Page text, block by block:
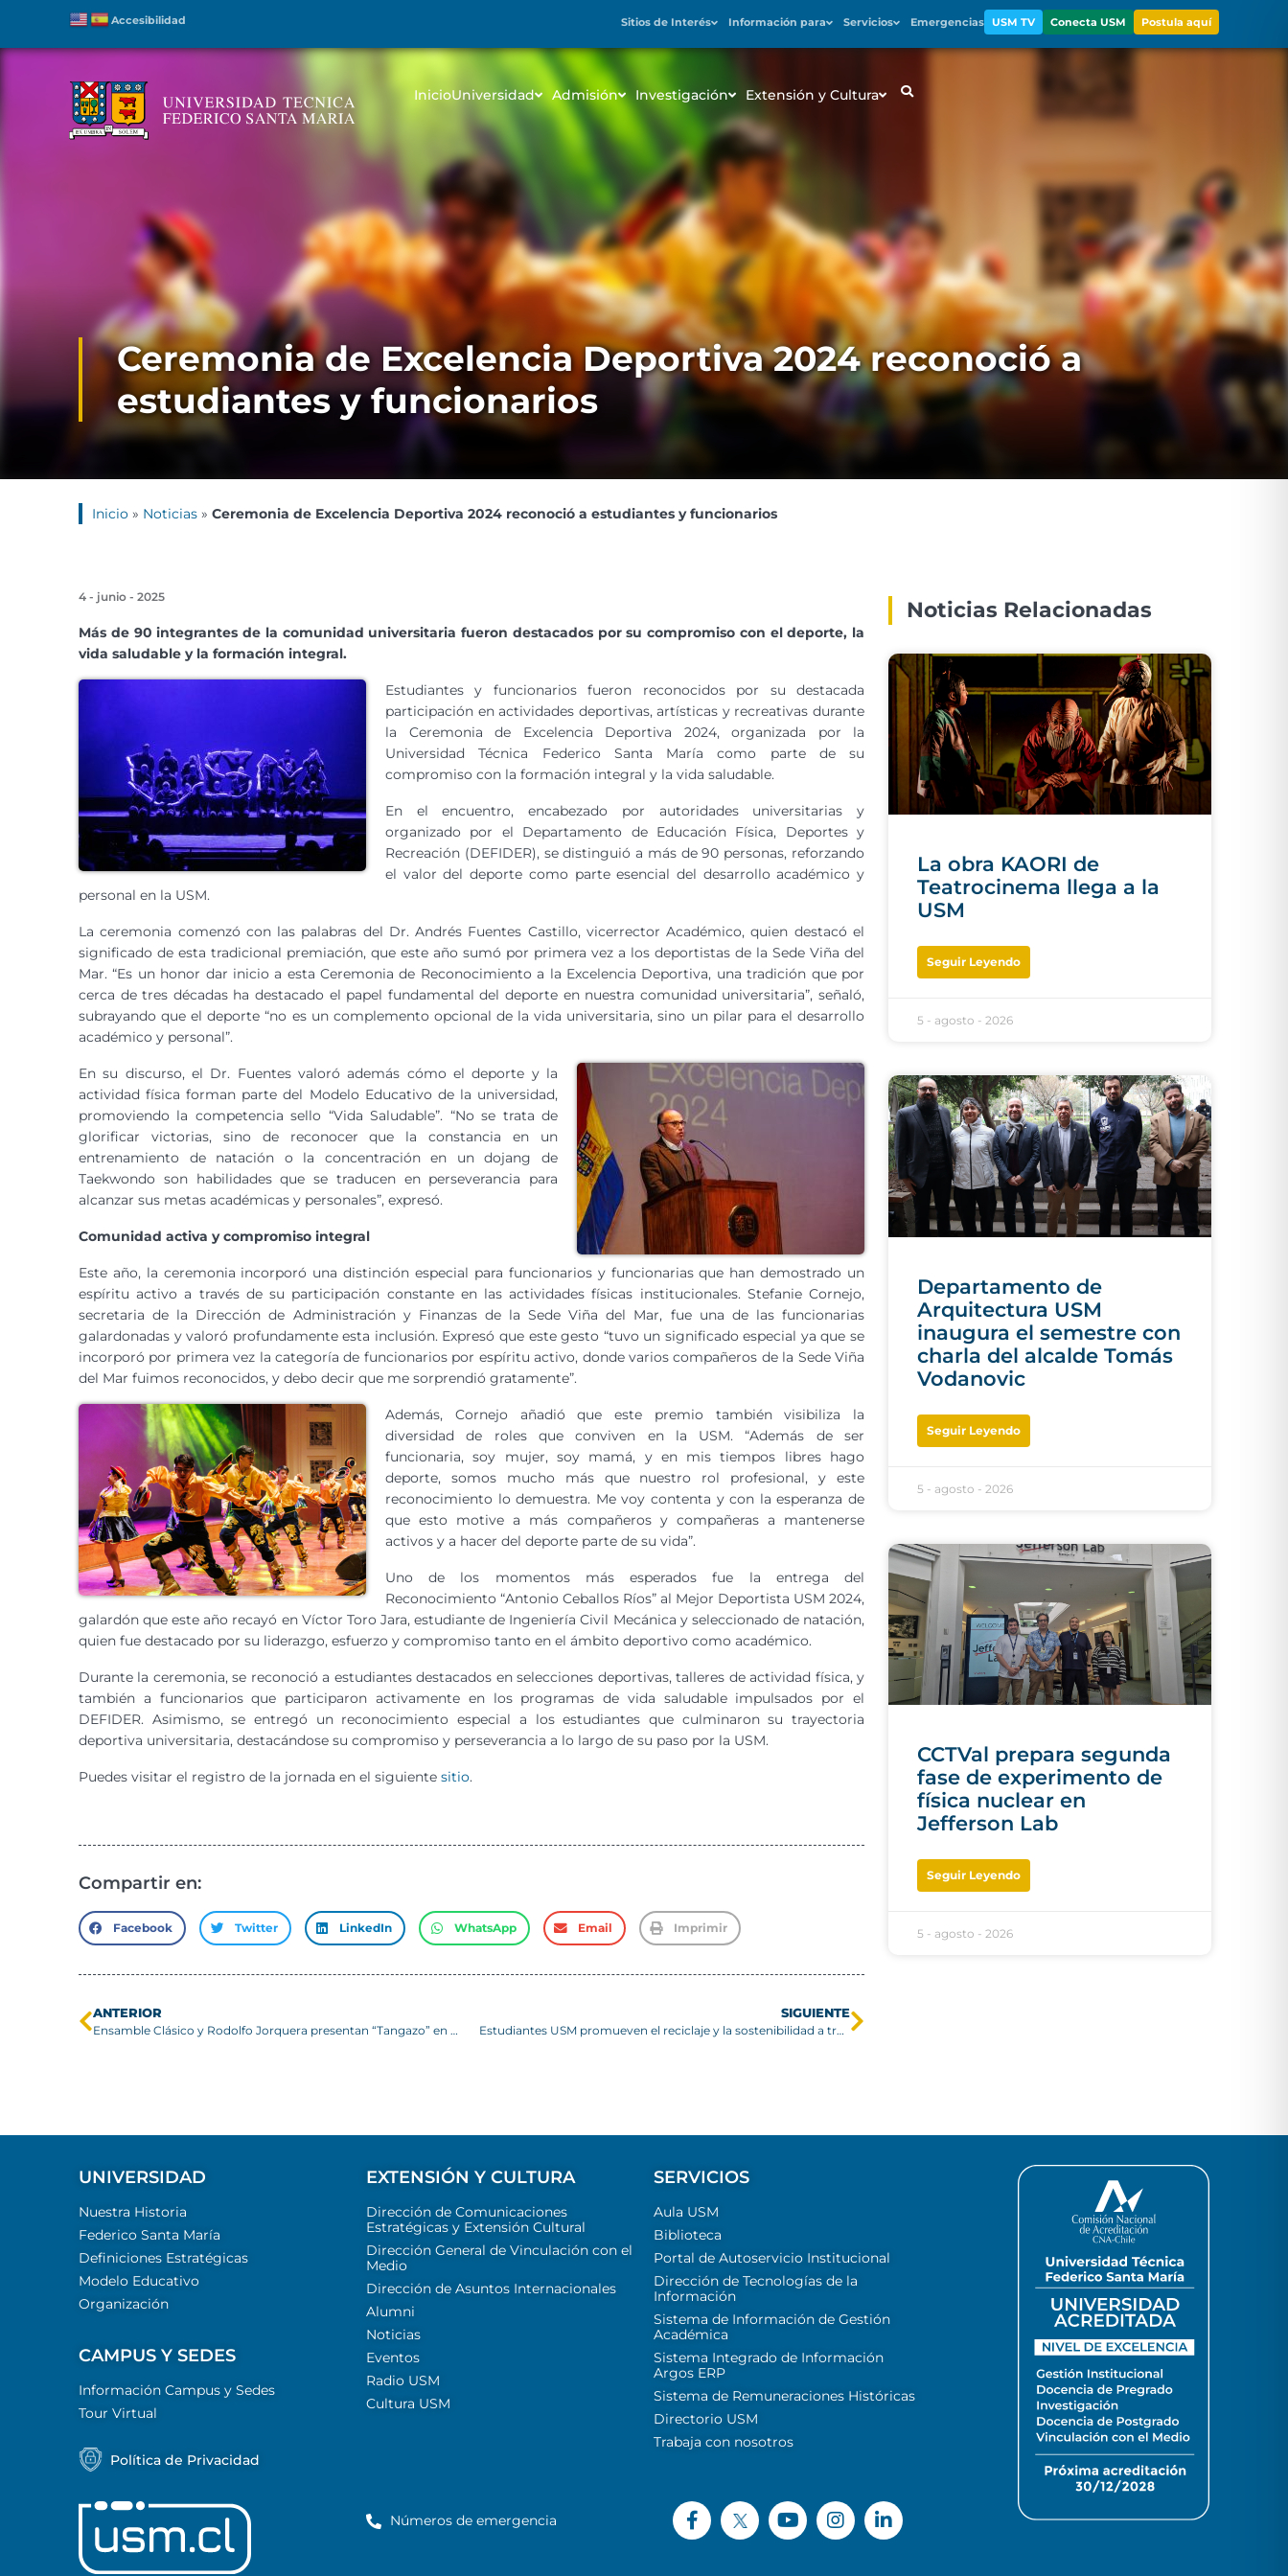
Accesibilidad Sitios de Interés Información para Servicios Emergencias USM TV Conecta USM Postula aquí
InicioUniversidad Admisión Investigación Extensión y Cultura
Ceremonia de Excelencia Deportiva 2024 reconoció a
estudiantes y funcionarios
Inicio » Noticias » Ceremonia de Excelencia Deportiva 2024 reconoció a estudiantes y funcionarios
4 - junio - 2025
Más de 90 integrantes de la comunidad universitaria fueron destacados por su compromiso con el deporte, la
vida saludable y la formación integral.
Estudiantes y funcionarios fueron reconocidos por su destacada
participación en actividades deportivas, artísticas y recreativas durante
la Ceremonia de Excelencia Deportiva 2024, organizada por la
Universidad Técnica Federico Santa María como parte de su
compromiso con la formación integral y la vida saludable.
En el encuentro, encabezado por autoridades universitarias y
organizado por el Departamento de Educación Física, Deportes y
Recreación (DEFIDER), se distinguió a más de 90 personas, reforzando
el valor del deporte como parte esencial del desarrollo académico y
personal en la USM.
La ceremonia comenzó con las palabras del Dr. Andrés Fuentes Castillo, vicerrector Académico, quien destacó el
significado de esta tradicional premiación, que este año sumó por primera vez a los deportistas de la Sede Viña del
Mar. “Es un honor dar inicio a esta Ceremonia de Reconocimiento a la Excelencia Deportiva, una tradición que por
cerca de tres décadas ha destacado el papel fundamental del deporte en nuestra comunidad universitaria”, señaló,
subrayando que el deporte “no es un complemento opcional de la vida universitaria, sino un pilar para el desarrollo
académico y personal”.
En su discurso, el Dr. Fuentes valoró además cómo el deporte y la
actividad física forman parte del Modelo Educativo de la universidad,
promoviendo la competencia sello “Vida Saludable”. “No se trata de
glorificar victorias, sino de reconocer que la constancia en un
entrenamiento de natación o la concentración en un dojang de
Taekwondo son habilidades que se traducen en perseverancia para
alcanzar sus metas académicas y personales”, expresó.
Comunidad activa y compromiso integral
Este año, la ceremonia incorporó una distinción especial para funcionarios y funcionarias que han demostrado un
espíritu activo a través de su participación constante en las actividades físicas institucionales. Stefanie Cornejo,
secretaria de la Dirección de Administración y Finanzas de la Sede Viña del Mar, fue una de las funcionarias
galardonadas y valoró profundamente esta inclusión. Expresó que este gesto “tuvo un significado especial ya que se
incorporó por primera vez la categoría de funcionarios por espíritu activo, donde varios compañeros de la Sede Viña
del Mar fuimos reconocidos, y debo decir que me sorprendió gratamente”.
Además, Cornejo añadió que este premio también visibiliza la
diversidad de roles que conviven en la USM. “Además de ser
funcionaria, soy mujer, soy mamá, y en mis tiempos libres hago
deporte, somos mucho más que nuestro rol profesional, y este
reconocimiento lo demuestra. Me voy contenta y con la esperanza de
que esto motive a más compañeros y compañeras a mantenerse
activos y a hacer del deporte parte de su vida”.
Uno de los momentos más esperados fue la entrega del
Reconocimiento “Antonio Ceballos Ríos” al Mejor Deportista USM 2024,
galardón que este año recayó en Víctor Toro Jara, estudiante de Ingeniería Civil Mecánica y seleccionado de natación,
quien fue destacado por su liderazgo, esfuerzo y compromiso tanto en el ámbito deportivo como académico.
Durante la ceremonia, se reconoció a estudiantes destacados en selecciones deportivas, talleres de actividad física, y
también a funcionarios que participaron activamente en los programas de vida saludable impulsados por el
DEFIDER. Asimismo, se entregó un reconocimiento especial a los estudiantes que culminaron su trayectoria
deportiva universitaria, destacándose su compromiso y perseverancia a lo largo de su paso por la USM.
Puedes visitar el registro de la jornada en el siguiente sitio.
Compartir en:
Facebook Twitter LinkedIn WhatsApp Email Imprimir
ANTERIOR
Ensamble Clásico y Rodolfo Jorquera presentan “Tangazo” en USM
SIGUIENTE
Estudiantes USM promueven el reciclaje y la sostenibilidad a través de Ecosansano
Noticias Relacionadas
La obra KAORI de
Teatrocinema llega a la
USM
Seguir Leyendo
5 - agosto - 2026
Departamento de
Arquitectura USM
inaugura el semestre con
charla del alcalde Tomás
Vodanovic
Seguir Leyendo
5 - agosto - 2026
CCTVal prepara segunda
fase de experimento de
física nuclear en
Jefferson Lab
Seguir Leyendo
5 - agosto - 2026
UNIVERSIDAD
Nuestra Historia
Federico Santa María
Definiciones Estratégicas
Modelo Educativo
Organización
CAMPUS Y SEDES
Información Campus y Sedes
Tour Virtual
Política de Privacidad
EXTENSIÓN Y CULTURA
Dirección de Comunicaciones
Estratégicas y Extensión Cultural
Dirección General de Vinculación con el
Medio
Dirección de Asuntos Internacionales
Alumni
Noticias
Eventos
Radio USM
Cultura USM
SERVICIOS
Aula USM
Biblioteca
Portal de Autoservicio Institucional
Dirección de Tecnologías de la
Información
Sistema de Información de Gestión
Académica
Sistema Integrado de Información
Argos ERP
Sistema de Remuneraciones Históricas
Directorio USM
Trabaja con nosotros
Números de emergencia